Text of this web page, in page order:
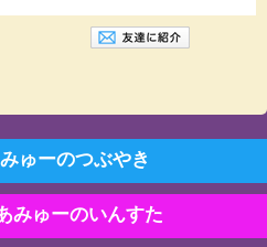
ゅーのつぶやき
ゅーのいんすた